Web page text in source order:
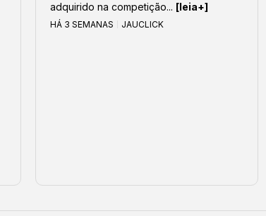
adquirido na competição... [leia+]
HÁ 3 SEMANAS JAUCLICK